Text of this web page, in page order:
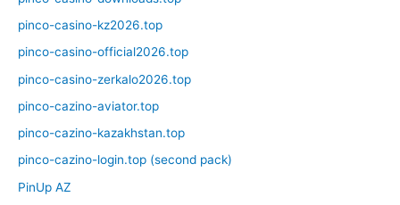
pinco-casino-kz2026.top
pinco-casino-official2026.top
pinco-casino-zerkalo2026.top
pinco-cazino-aviator.top
pinco-cazino-kazakhstan.top
pinco-cazino-login.top (second pack)
PinUp AZ